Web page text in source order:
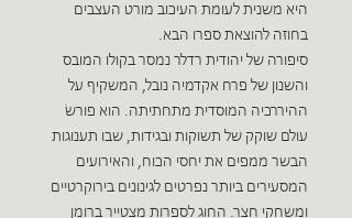
היא משנית לעומת העיכוב מורט העצבים
בחוזה להוצאת ספרו הבא.
סיפורה של יהודית רדלר נמסר בקולו המובס
והשנון של פרח אקדמיה נובל, המשקיף על
ההיררכיה המוסדית מתחתיתה. הוא פורשׂ
עולם שוקק של תשוקות ובגידות, שבו תענוגות
הבשר ממפים את יחסי הכוח, והאירועים
המסעירים ביותר נפרטים לגינונים בירוקרטיים
ומשחקי חצר. החוג לספרות מצטייר ברומן